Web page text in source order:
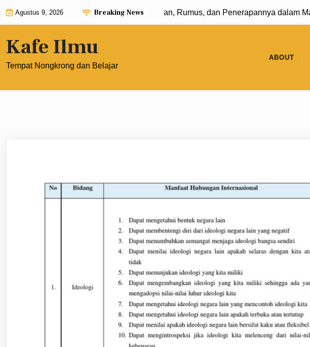
Agustus 9, 2026 Breaking News
Eksponen dengan Pangkat 0: Pengertian, Rumus, dan Penerapannya dalam
Kafe Ilmu
Tempat Nongkrong dan Belajar
ABOUT